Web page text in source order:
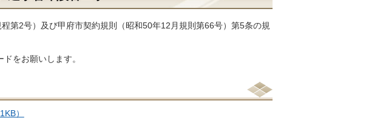
第2号）及び甲府市契約規則（昭和50年12月規則第66号）第5条の規
をお願いします。
）